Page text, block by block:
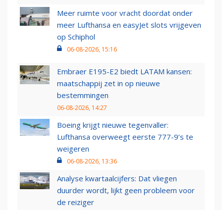
Meer ruimte voor vracht doordat onder
meer Lufthansa en easyJet slots vrijgeven
op Schiphol
06-08-2026, 15:16
Embraer E195-E2 biedt LATAM kansen:
maatschappij zet in op nieuwe
bestemmingen
06-08-2026, 14:27
Boeing krijgt nieuwe tegenvaller:
Lufthansa overweegt eerste 777-9’s te
weigeren
06-08-2026, 13:36
Analyse kwartaalcijfers: Dat vliegen
duurder wordt, lijkt geen probleem voor
de reiziger